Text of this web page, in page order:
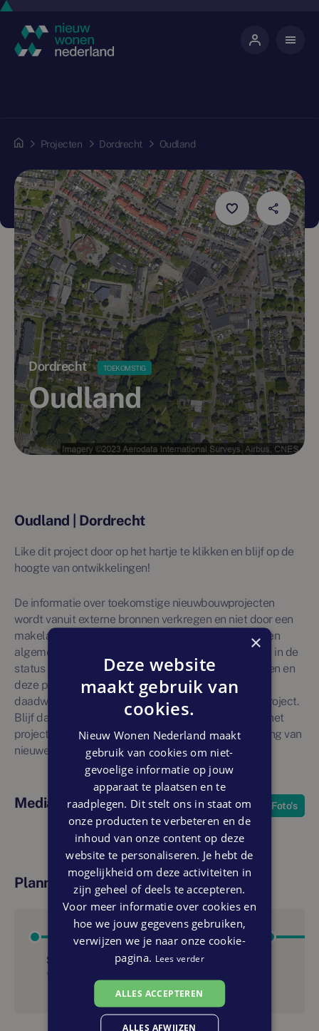
Projecten Dordrecht Oudland
Dordrecht TOEKOMSTIG
Oudland
Oudland | Dordrecht
Like dit project door op het hartje te klikken en blijf op de
hoogte van ontwikkelingen!
De informatie over toekomstige nieuwbouwprojecten
wordt vanuit externe bronnen verkregen en niet door een
makelaar beheerd. Daarom wordt over deze projecten
algemene informatie gegeven. Nieuwbouwprojecten in de
status 'toekomstig' zijn onderhevig aan veranderingen en
deze projectvermelding is geen garantie voor
daadwerkelijke en ongewijzigde realisatie van het project.
Blijf daarom op de hoogte van ontwikkelingen door het
project te liken. U ontvangt dan via e-mail een melding van
nieuwe ontwikkelingen.
Media Foto's
Planning
Start bouw
Vierde kwartaal 2024
×
Deze website
maakt gebruik van
cookies.
Nieuw Wonen Nederland maakt
gebruik van cookies om niet-
gevoelige informatie op jouw
apparaat te plaatsen en te
raadplegen. Dit stelt ons in staat om
onze producten te verbeteren en de
inhoud van onze content op deze
website te personaliseren. Je hebt de
mogelijkheid om deze activiteiten in
zijn geheel of deels te accepteren.
Voor meer informatie over cookies en
hoe we jouw gegevens gebruiken,
verwijzen we je naar onze cookie-
pagina. Lees verder
ALLES ACCEPTEREN
ALLES AFWIJZEN